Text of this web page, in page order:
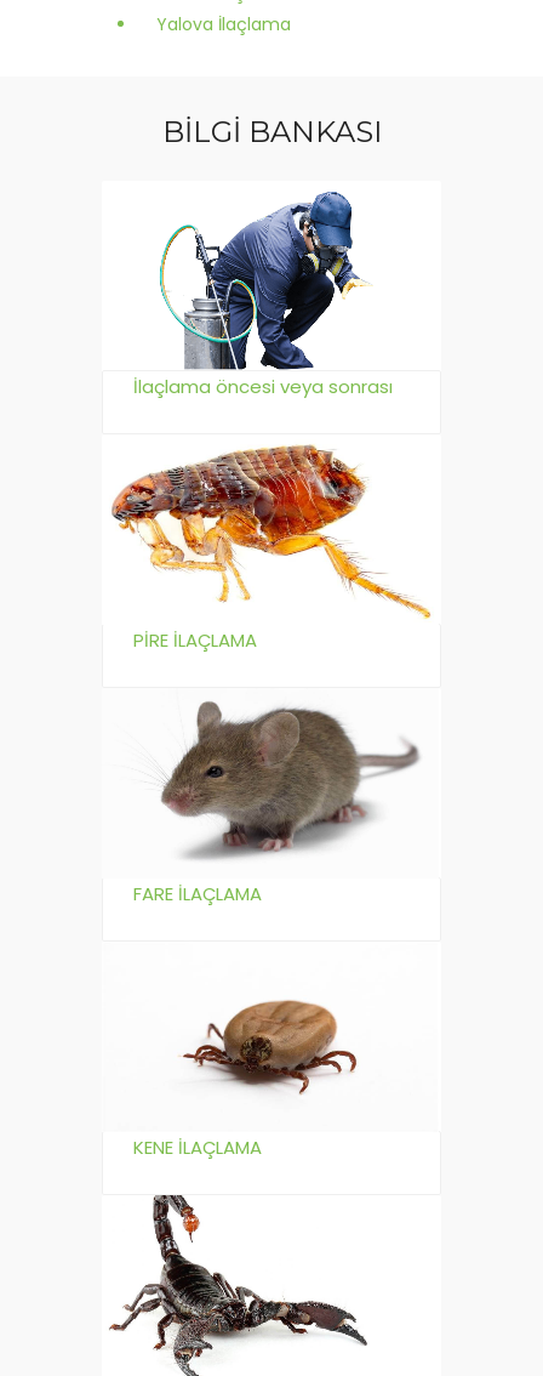
Yalova İlaçlama
BİLGİ BANKASI
İlaçlama öncesi veya sonrası
PİRE İLAÇLAMA
FARE İLAÇLAMA
KENE İLAÇLAMA